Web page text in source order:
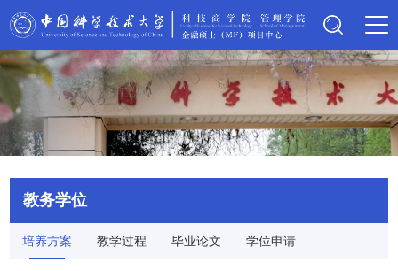
教务学位
培养方案 教学过程 毕业论文 学位申请